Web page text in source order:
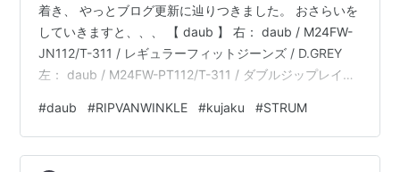
着き、 やっとブログ更新に辿りつきました。 おさらいを
していきますと、、、 【 daub 】 右： daub / M24FW-
JN112/T-311 / レギュラーフィットジーンズ / D.GREY
左： daub / M24FW-PT112/T-311 / ダブルジップレイヤ
▲RIPVANWINKLE / RB-635 / P-コートジャージー /
BLACK ▲RIPVANWINKLE / RB-622 / タクティカルクラ
イミングパンツ / BLACK ▲RIPVANWIN…
#daub #RIPVANWINKLE #kujaku #STRUM